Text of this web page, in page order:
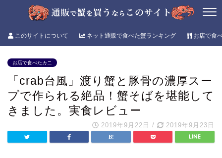
このサイトについて ネット通販で食べた蟹ランキング お店で食
お店で食べたカニ
「crab台風」渡り蟹と豚骨の濃厚スー
プで作られる絶品！蟹そばを堪能して
きました。実食レビュー
2019年9月22日 / 2019年9月23日